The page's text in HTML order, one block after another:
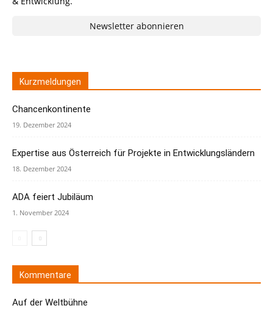
Newsletter abonnieren
Kurzmeldungen
Chancenkontinente
19. Dezember 2024
Expertise aus Österreich für Projekte in Entwicklungsländern
18. Dezember 2024
ADA feiert Jubiläum
1. November 2024
Kommentare
Auf der Weltbühne